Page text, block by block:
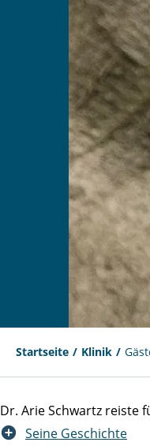
Startseite Klinik
Dr. Arie Schwartz reiste
Seine Geschichte